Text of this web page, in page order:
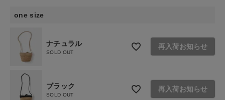
CONTENTS
ご利用ガイド
one size
ナチュラル
SOLD OUT
再入荷お知らせ
ブラック
SOLD OUT
再入荷お知らせ